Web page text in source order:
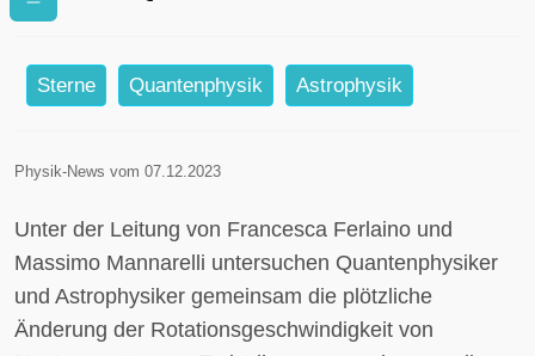
Sterne Quantenphysik Astrophysik
Physik-News vom 07.12.2023
Unter der Leitung von Francesca Ferlaino und
Massimo Mannarelli untersuchen Quantenphysiker
und Astrophysiker gemeinsam die plötzliche
Änderung der Rotationsgeschwindigkeit von